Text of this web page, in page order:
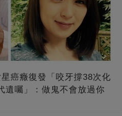
癌癥復發「咬牙撐38次化
囑」：做鬼不會放過你